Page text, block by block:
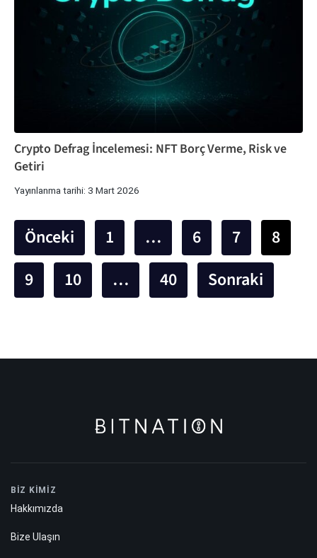
Crypto Defrag İncelemesi: NFT Borç Verme, Risk ve
Getiri
Yayınlanma tarihi: 3 Mart 2026
Önceki 1 … 6 7
8
9
10 … 40 Sonraki
BİZ KİMİZ
Hakkımızda
Bize Ulaşın